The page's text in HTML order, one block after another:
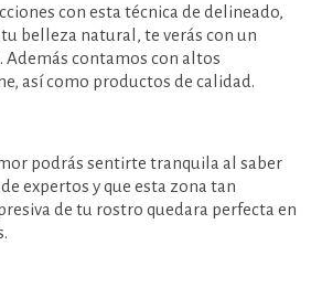
con esta técnica de delineado,
belleza natural, te verás con un
Además contamos con altos
así como productos de calidad.
podrás sentirte tranquila al saber
expertos y que esta zona tan
de tu rostro quedara perfecta en